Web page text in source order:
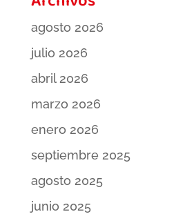
agosto 2026
julio 2026
abril 2026
marzo 2026
enero 2026
septiembre 2025
agosto 2025
junio 2025